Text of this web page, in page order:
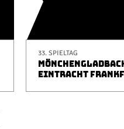
33. SPIELTAG
EINTRACHT